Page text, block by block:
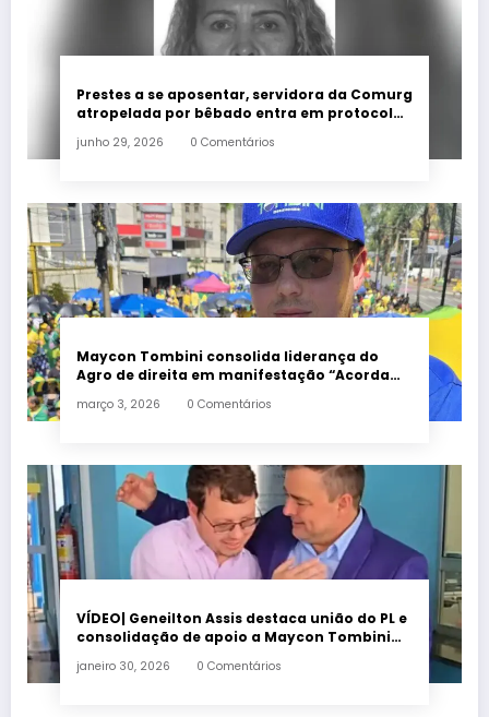
Prestes a se aposentar, servidora da Comurg
atropelada por bêbado entra em protocolo
junho 29, 2026 0 Comentários
Maycon Tombini consolida liderança do
Agro de direita em manifestação “Acorda
março 3, 2026 0 Comentários
VÍDEO| Geneilton Assis destaca união do PL e
consolidação de apoio a Maycon Tombini
janeiro 30, 2026 0 Comentários